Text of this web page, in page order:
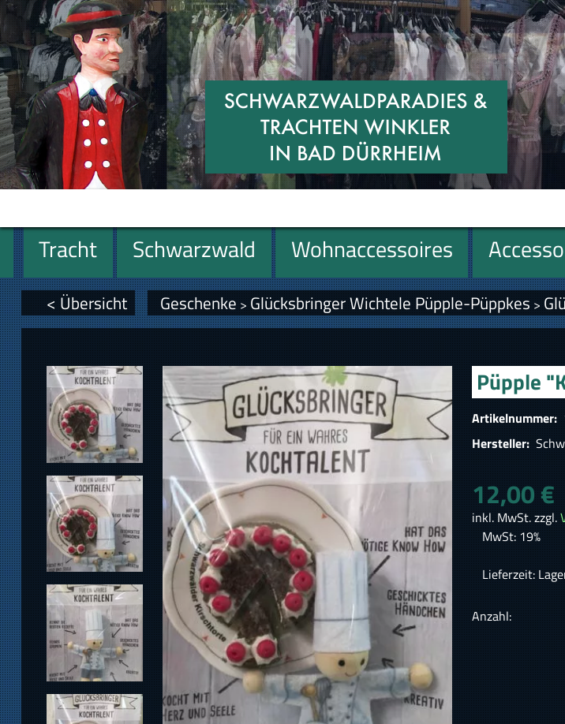
Tracht Schwarzwald Wohnaccessoires
Geschenke
< Übersicht Geschenke > Glücksbringer Wichtele Püpple-Püppkes >
Püpple
Artikelnummer:
Hersteller:
12,00 €
inkl. MwSt. zzgl.
MwSt: 19%
Lieferzeit:
Anzahl: